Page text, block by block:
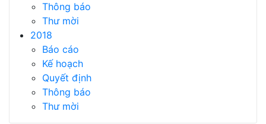
Thông báo
Thư mời
2018
Báo cáo
Kế hoạch
Quyết định
Thông báo
Thư mời